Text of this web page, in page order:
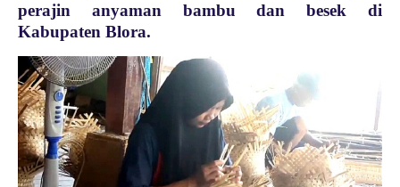
perajin anyaman bambu dan besek di
Kabupaten Blora.